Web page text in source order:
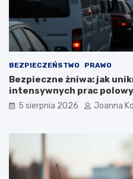
BEZPIECZEŃSTWO PRAWO
Bezpieczne żniwa: jak
intensywnych prac
5 sierpnia 2026 Joanna